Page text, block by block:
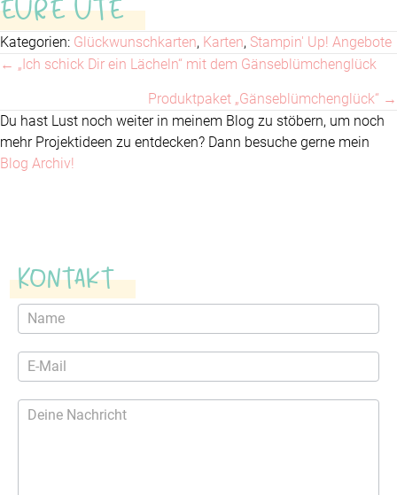
EURE UTE
Kategorien: Glückwunschkarten, Karten, Stampin' Up! Angebote
Posts
navigation
← „Ich schick Dir ein Lächeln“ mit dem Gänseblümchenglück
Produktpaket „Gänseblümchenglück“ →
Du hast Lust noch weiter in meinem Blog zu stöbern, um noch
mehr Projektideen zu entdecken? Dann besuche gerne mein
Blog Archiv!
Kontakt
Kontaktformular